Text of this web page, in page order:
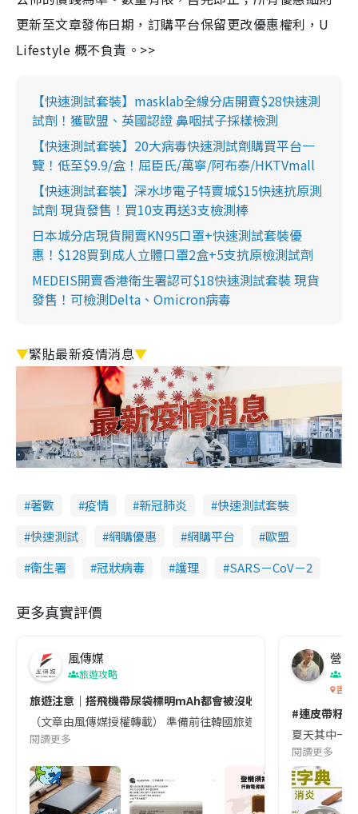
更新至文章發佈日期，訂購平台保留更改優惠權利，U
Lifestyle 概不負責。>>
【快速測試套裝】masklab全線分店開賣$28快速測
試劑！獲歐盟、英國認證 鼻咽拭子採樣檢測
【快速測試套裝】20大病毒快速測試劑購買平台一
覽！低至$9.9/盒！屈臣氏/萬寧/阿布泰/HKTVmall
【快速測試套裝】深水埗電子特賣城$15快速抗原測
試劑 現貨發售！買10支再送3支檢測棒
日本城分店現貨開賣KN95口罩+快速測試套裝優
惠！$128買到成人立體口罩2盒+5支抗原檢測試劑
MEDEIS開賣香港衛生署認可$18快速測試套裝 現貨
發售！可檢測Delta、Omicron病毒
▼緊貼最新疫情消息▼
著數 疫情 新冠肺炎
快速測試套裝
快速測試
網購優惠 網購平台
歐盟
衞生署
冠狀病毒 護理 SARS－CoV－2
更多真實評價
風傳媒
旅遊攻略
旅遊注意｜搭飛機帶尿袋標明mAh都會被沒收😱出發前切記檢查
（文章由風傳媒授權轉載） 準備前往韓國旅遊的民眾，近期要
閱讀更多
營養
香港
#連皮帶籽
夏天其中一
閱讀更多